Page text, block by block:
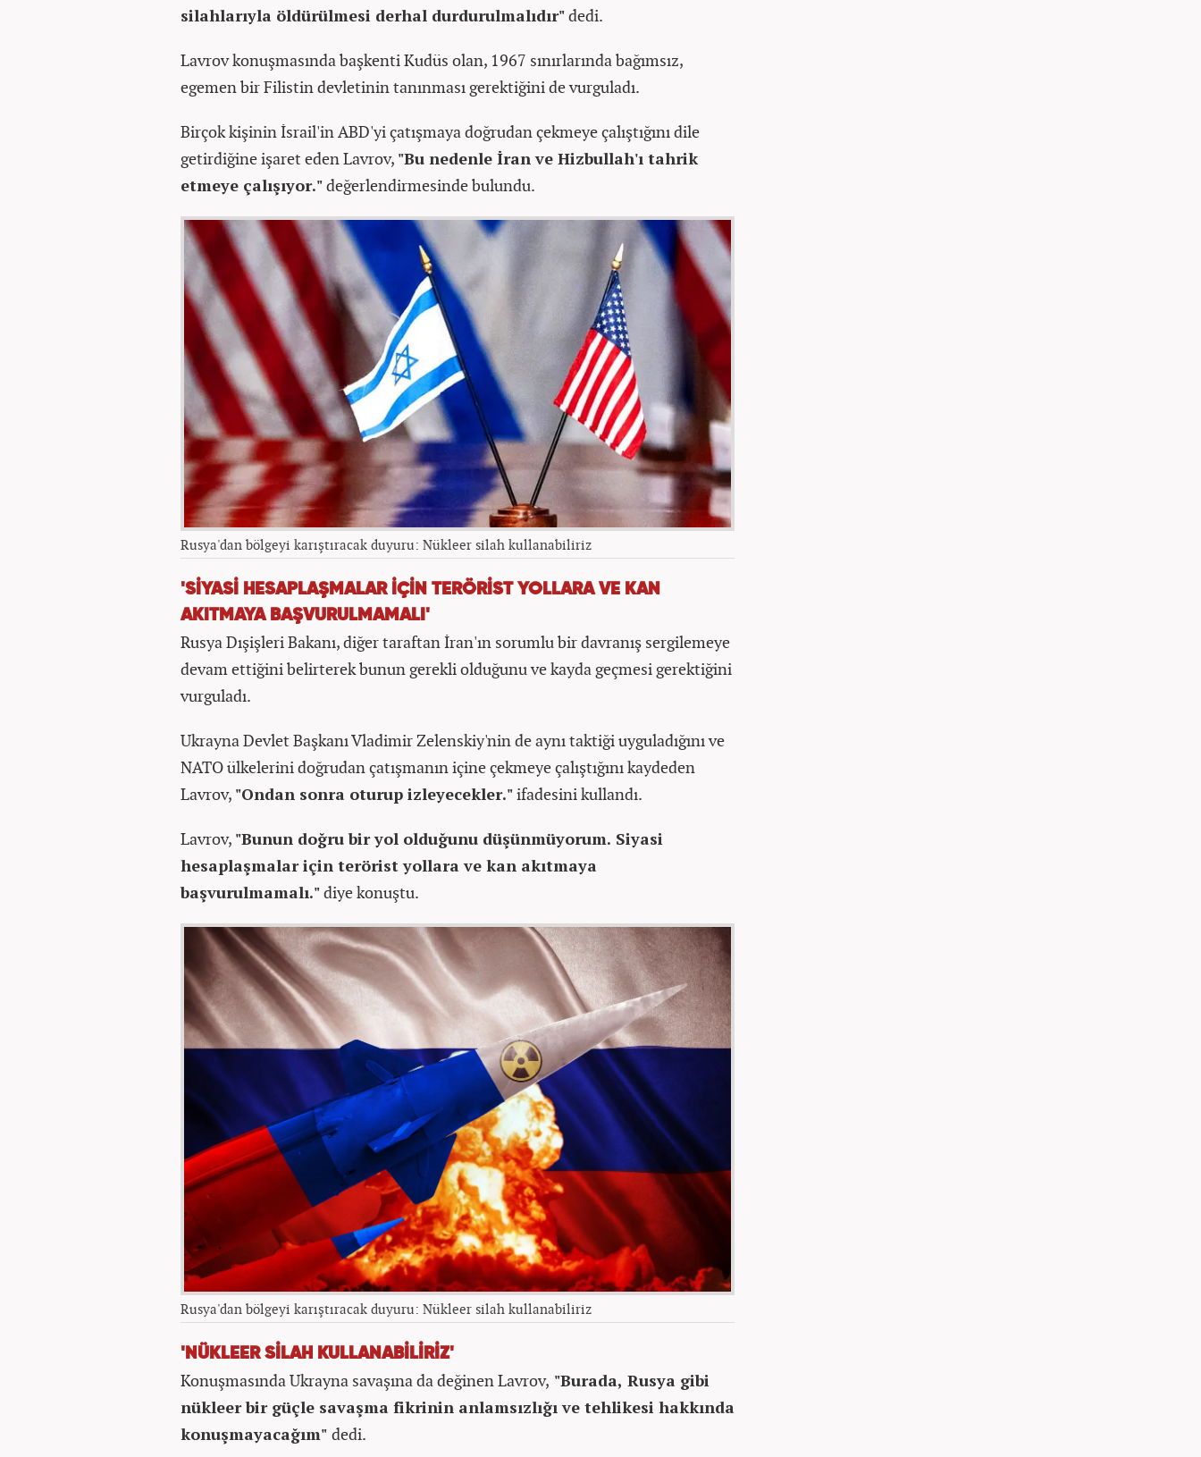
silahlarıyla öldürülmesi derhal durdurulmalıdır"dedi.
Lavrov konuşmasında başkenti Kudüs olan, 1967 sınırlarında bağımsız,
egemen bir Filistin devletinin tanınması gerektiğini de vurguladı.
Birçok kişinin İsrail'in ABD'yi çatışmaya doğrudan çekmeye çalıştığını dile
getirdiğine işaret eden Lavrov, "Bu nedenle İran ve Hizbullah'ı tahrik
etmeye çalışıyor."değerlendirmesinde bulundu.
Rusya'dan bölgeyi karıştıracak duyuru: Nükleer silah kullanabiliriz
'SİYASİ HESAPLAŞMALAR İÇİN TERÖRİST YOLLARA VE KAN
AKITMAYA BAŞVURULMAMALI'
Rusya Dışişleri Bakanı, diğer taraftan İran'ın sorumlu bir davranış sergilemeye
devam ettiğini belirterek bunun gerekli olduğunu ve kayda geçmesi gerektiğini
vurguladı.
Ukrayna Devlet Başkanı Vladimir Zelenskiy'nin de aynı taktiği uyguladığını ve
NATO ülkelerini doğrudan çatışmanın içine çekmeye çalıştığını kaydeden
Lavrov, "Ondan sonra oturup izleyecekler."ifadesini kullandı.
Lavrov, "Bunun doğru bir yol olduğunu düşünmüyorum. Siyasi
hesaplaşmalar için terörist yollara ve kan akıtmaya
başvurulmamalı."diye konuştu.
Rusya'dan bölgeyi karıştıracak duyuru: Nükleer silah kullanabiliriz
'NÜKLEER SİLAH KULLANABİLİRİZ'
Konuşmasında Ukrayna savaşına da değinen Lavrov, "Burada, Rusya gibi
nükleer bir güçle savaşma fikrinin anlamsızlığı ve tehlikesi hakkında
konuşmayacağım" dedi.